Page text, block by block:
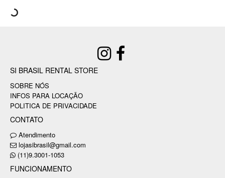
SI BRASIL RENTAL STORE
SOBRE NÓS
INFOS PARA LOCAÇÃO
POLITICA DE PRIVACIDADE
CONTATO
Atendimento
lojasibrasil@gmail.com
(11)9.3001-1053
FUNCIONAMENTO